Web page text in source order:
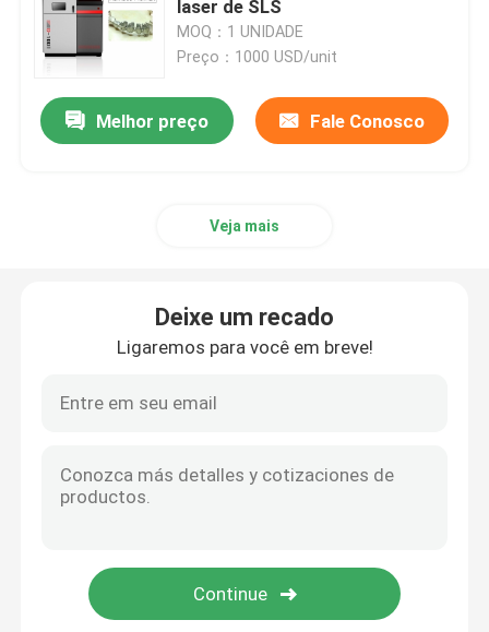
Impressora 3D automotivo
impressora do titânio 3d
Máquina de dobra de fios DMIS-V1
Máquina de dobra de fios DMIS-V1
laser de SLS
MOQ：1 UNIDADE
Preço：1000 USD/unit
Melhor preço Fale Conosco
Veja mais
Deixe um recado
Ligaremos para você em breve!